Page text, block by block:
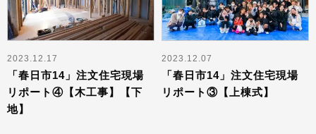
2023.12.17
「春日市14」注文住宅現場
リポート④【木工事】【下
地】
2023.12.07
「春日市14」注文住宅現場
リポート③【上棟式】